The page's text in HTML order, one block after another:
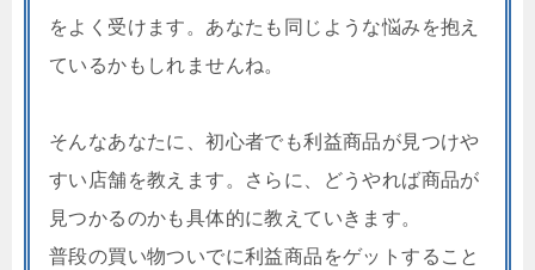
をよく受けます。あなたも同じような悩みを抱え
ているかもしれませんね。
そんなあなたに、初心者でも利益商品が見つけや
すい店舗を教えます。さらに、どうやれば商品が
見つかるのかも具体的に教えていきます。
普段の買い物ついでに利益商品をゲットすること